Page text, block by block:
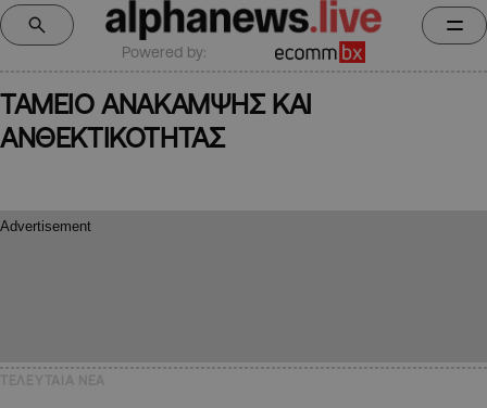
Powered by:
ΤΑΜΕΙΟ ΑΝΑΚΑΜΨΗΣ ΚΑΙ
ΑΝΘΕΚΤΙΚΟΤΗΤΑΣ